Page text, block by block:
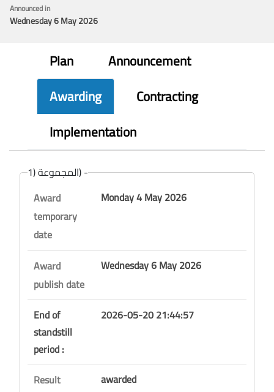
Announced in
Wednesday 6 May 2026
Plan
Announcement
Awarding
Contracting
Implementation
المجموعة (1) -
Award
temporary
date
Monday 4 May 2026
Award
publish date
Wednesday 6 May 2026
End of
standstill
period :
2026-05-20 21:44:57
Result
awarded